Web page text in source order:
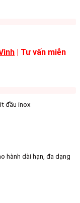
| Tư vấn miễn
đầu inox
hành dài hạn, đa dạng